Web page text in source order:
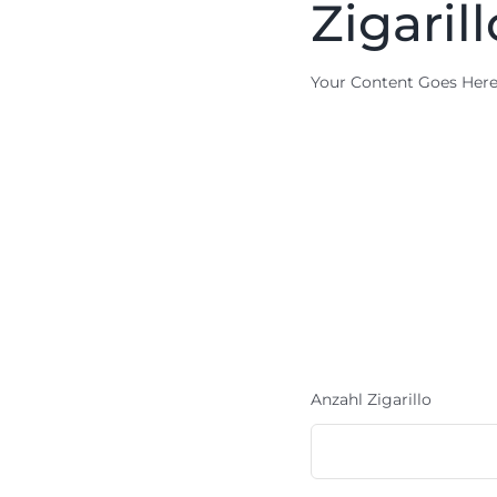
Your Content Goes Here
Anzahl Zigarillo